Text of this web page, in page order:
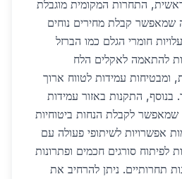
התחרות המקומית מוגבלת
שמאפשר קבלת מחירים נוחים
חומרי הגלם כמו הברזל
להתאמה לאקלים הלח
ומבטיחות עמידות לטווח ארוך
בנוסף, התקנות באזור עמידות
לקבלת הנחות ביטוחיות
אפשרויות לשיתופי פעולה עם
לפיתוח סורגים חכמים ופתרונות
תחרותיים. ניתן להרחיב את